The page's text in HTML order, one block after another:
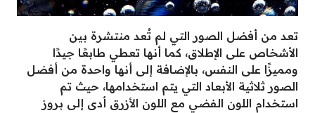
تعد من أفضل الصور التي لم تُعد منتشرة بين
الأشخاص على الإطلاق، كما أنها تعطي طابعًا جيدًا
ومميزًا على النفس، بالإضافة إلى أنها واحدة من أفضل
الصور ثلاثية الأبعاد التي يتم استخدامها، حيث تم
استخدام اللون الفضي مع اللون الأزرق أدى إلى بروز